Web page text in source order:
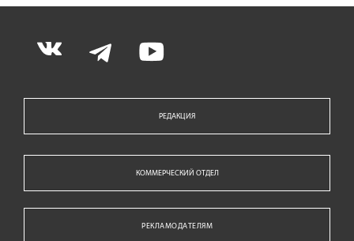
РЕДАКЦИЯ
КОММЕРЧЕСКИЙ ОТДЕЛ
РЕКЛАМОДАТЕЛЯМ